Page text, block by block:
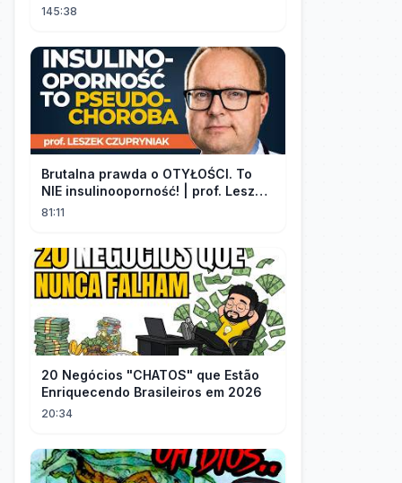
Identity Shocked Everyone!
145:38
Brutalna prawda o OTYŁOŚCI. To
NIE insulinooporność! | prof. Leszek
Czupryniak
81:11
20 Negócios "CHATOS" que Estão
Enriquecendo Brasileiros em 2026
20:34